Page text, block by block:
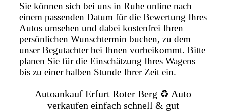
Sie können sich bei uns in Ruhe online nach
einem passenden Datum für die Bewertung Ihres
Autos umsehen und dabei kostenfrei Ihren
persönlichen Wunschtermin buchen, zu dem
unser Begutachter bei Ihnen vorbeikommt. Bitte
planen Sie für die Einschätzung Ihres Wagens
bis zu einer halben Stunde Ihrer Zeit ein.
Autoankauf Erfurt Roter Berg ♻️ Auto
verkaufen einfach schnell & gut